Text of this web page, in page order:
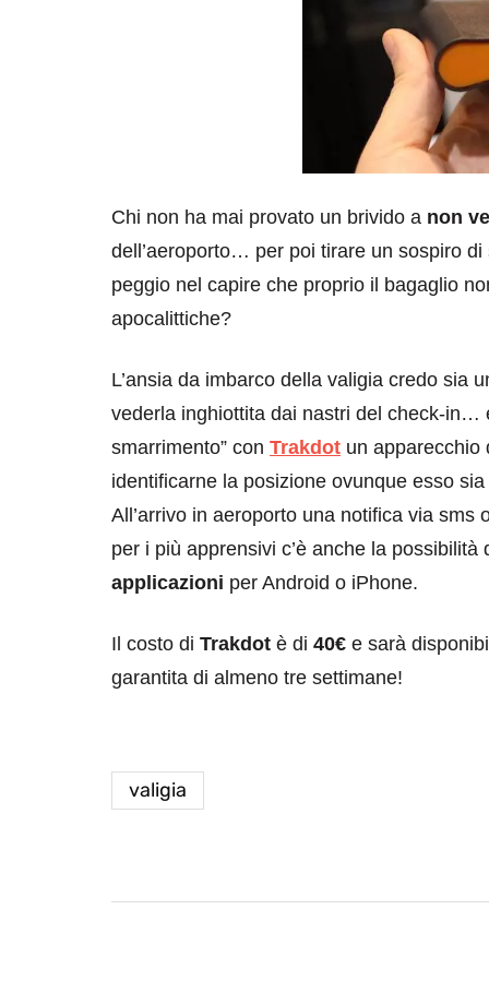
Chi non ha mai provato un brivido a non
dell’aeroporto… per poi tirare un sospiro
peggio nel capire che proprio il bagaglio
apocalittiche?
L’ansia da imbarco della valigia credo sia
vederla inghiottita dai nastri del check-in…
smarrimento” con Trakdot un apparecchio
identificarne la posizione ovunque esso
All’arrivo in aeroporto una notifica via
per i più apprensivi c’è anche la
applicazioni per Android o iPhone.
Il costo di Trakdot è di 40€ e sarà
garantita di almeno tre settimane!
valigia